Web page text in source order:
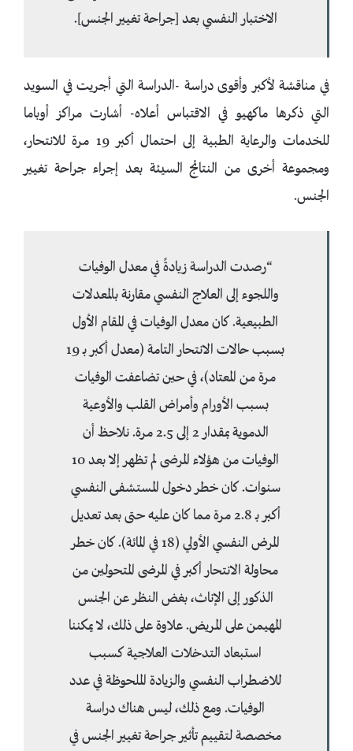
الاختبار النفسي بعد [جراحة تغيير الجنس].
في مناقشة لأكبر وأقوى دراسة -الدراسة التي أجريت في السويد
التي ذكرها ماكهيو في الاقتباس أعلاه- أشارت مراكز أوباما
للخدمات والرعاية الطبية إلى احتمال أكبر 19 مرة للانتحار،
ومجموعة أخرى من النتائج السيئة بعد إجراء جراحة تغيير
الجنس.
“رصدت الدراسة زيادةً في معدل الوفيات
واللجوء إلى العلاج النفسي مقارنة بالمعدلات
الطبيعية. كان معدل الوفيات في المقام الأول
بسبب حالات الانتحار التامة (معدل أكبر بـ 19
مرة من المعتاد)، في حين تضاعفت الوفيات
بسبب الأورام وأمراض القلب والأوعية
الدموية بمقدار 2 إلى 2.5 مرة. نلاحظ أن
الوفيات من هؤلاء المرضى لم تظهر إلا بعد 10
سنوات. كان خطر دخول المستشفى النفسي
أكبر بـ 2.8 مرة مما كان عليه حتى بعد تعديل
المرض النفسي الأولي (18 في المائة). كان خطر
محاولة الانتحار أكبر في المرضى المتحولين من
الذكور إلى الإناث، بغض النظر عن الجنس
المهيمن على المريض. علاوة على ذلك، لا يمكننا
استبعاد التدخلات العلاجية كسبب
للاضطراب النفسي والزيادة الملحوظة في عدد
الوفيات. ومع ذلك، ليس هناك دراسة
مخصصة لتقييم تأثير جراحة تغيير الجنس في